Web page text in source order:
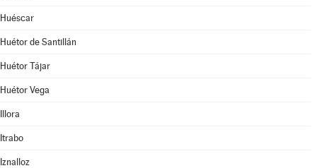
Huéscar
Huétor de Santillán
Huétor Tájar
Huétor Vega
Illora
Itrabo
Iznalloz